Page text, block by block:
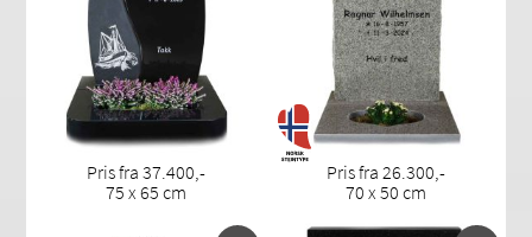
Pris fra 37.400,-
75 x 65 cm
Pris fra 26.300,-
70 x 50 cm